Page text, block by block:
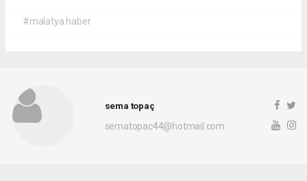
#malatya haber
sema topaç
sematopac44@hotmail.com